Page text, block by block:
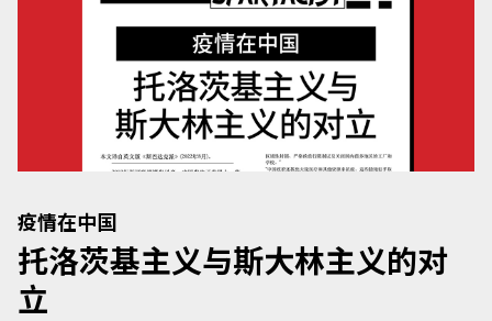
疫情在中国
托洛茨基主义与斯大林主义的对
立